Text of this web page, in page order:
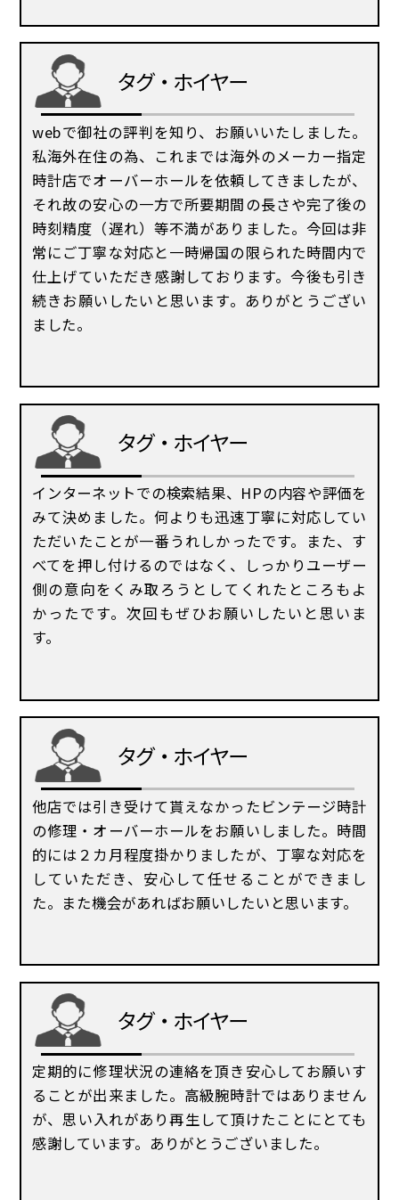
コーポレートサイト
個人情報保護方針
タグ・ホイヤー
webで御社の評判を知り、お願いいたしました。
私海外在住の為、これまでは海外のメーカー指定
時計店でオーバーホールを依頼してきましたが、
それ故の安心の一方で所要期間の長さや完了後の
時刻精度（遅れ）等不満がありました。今回は非
常にご丁寧な対応と一時帰国の限られた時間内で
仕上げていただき感謝しております。今後も引き
続きお願いしたいと思います。ありがとうござい
ました。
タグ・ホイヤー
インターネットでの検索結果、HPの内容や評価を
みて決めました。何よりも迅速丁寧に対応してい
ただいたことが一番うれしかったです。また、す
べてを押し付けるのではなく、しっかりユーザー
側の意向をくみ取ろうとしてくれたところもよ
かったです。次回もぜひお願いしたいと思いま
す。
タグ・ホイヤー
他店では引き受けて貰えなかったビンテージ時計
の修理・オーバーホールをお願いしました。時間
的には２カ月程度掛かりましたが、丁寧な対応を
していただき、安心して任せることができまし
た。また機会があればお願いしたいと思います。
タグ・ホイヤー
定期的に修理状況の連絡を頂き安心してお願いす
ることが出来ました。高級腕時計ではありません
が、思い入れがあり再生して頂けたことにとても
感謝しています。ありがとうございました。